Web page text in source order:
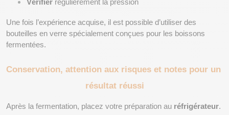
Vérifier régulièrement la pression
Une fois l’expérience acquise, il est possible d’utiliser des
bouteilles en verre spécialement conçues pour les boissons
fermentées.
Conservation, attention aux risques et notes pour un
résultat réussi
Après la fermentation, placez votre préparation au réfrigérateur.